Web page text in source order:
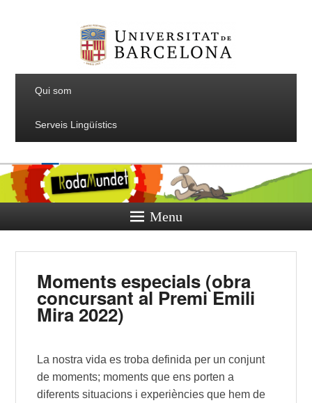
Qui som
Serveis Lingüístics
Menu
Moments especials (obra
concursant al Premi Emili
Mira 2022)
La nostra vida es troba definida per un conjunt
de moments; moments que ens porten a
diferents situacions i experiències que hem de